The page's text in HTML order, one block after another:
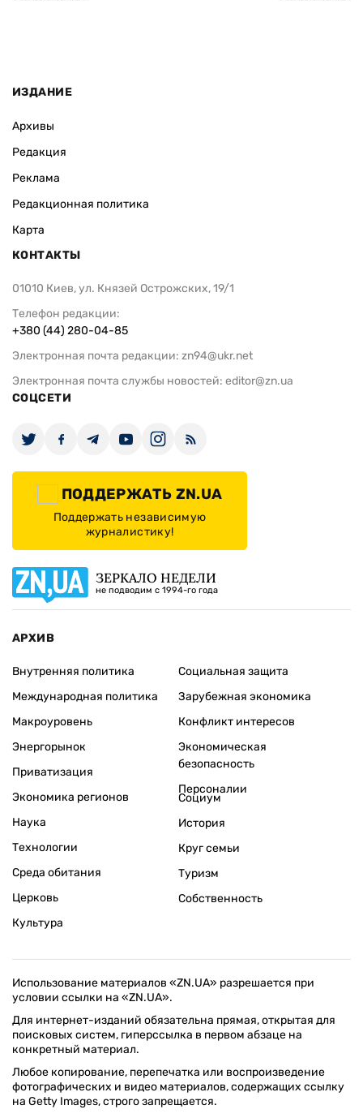
ИЗДАНИЕ
Архивы
Редакция
Реклама
Редакционная политика
Карта
КОНТАКТЫ
01010 Киев, ул. Князей Острожских, 19/1
Телефон редакции:
+380 (44) 280-04-85
Электронная почта редакции: zn94@ukr.net
Электронная почта службы новостей: editor@zn.ua
СОЦСЕТИ
ПОДДЕРЖАТЬ ZN.UA
Поддержать независимую
журналистику!
ЗЕРКАЛО НЕДЕЛИ
не подводим с 1994-го года
АРХИВ
Внутренняя политика
Международная политика
Макроуровень
Энергорынок
Приватизация
Экономика регионов
Социальная защита
Зарубежная экономика
Конфликт интересов
Экономическая
безопасность
Персоналии
Наука
Технологии
Среда обитания
Церковь
Культура
Социум
История
Круг семьи
Туризм
Собственность
Использование материалов «ZN.UA» разрешается при
условии ссылки на «ZN.UA».
Для интернет-изданий обязательна прямая, открытая для
поисковых систем, гиперссылка в первом абзаце на
конкретный материал.
Любое копирование, перепечатка или воспроизведение
фотографических и видео материалов, содержащих ссылку
на Getty Images, строго запрещается.